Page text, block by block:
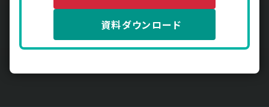
資料ダウンロード